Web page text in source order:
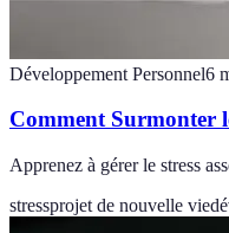
Développement Personnel6
Comment Surmonter
Apprenez à gérer le stress
stressprojet de nouvelle vie